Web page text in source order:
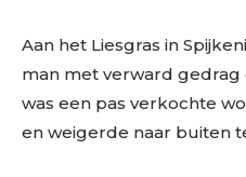
Aan het Liesgras in
man met verward
was een pas verkochte
en weigerde naar buiten